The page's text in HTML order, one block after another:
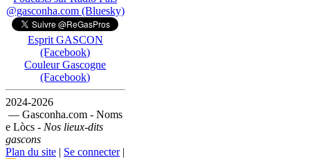
@gasconha.com (Bluesky)
Esprit GASCON
(Facebook)
Couleur Gascogne
(Facebook)
2024-2026
— Gasconha.com - Noms
e Lòcs - Nos lieux-dits
gascons
Plan du site | Se connecter|